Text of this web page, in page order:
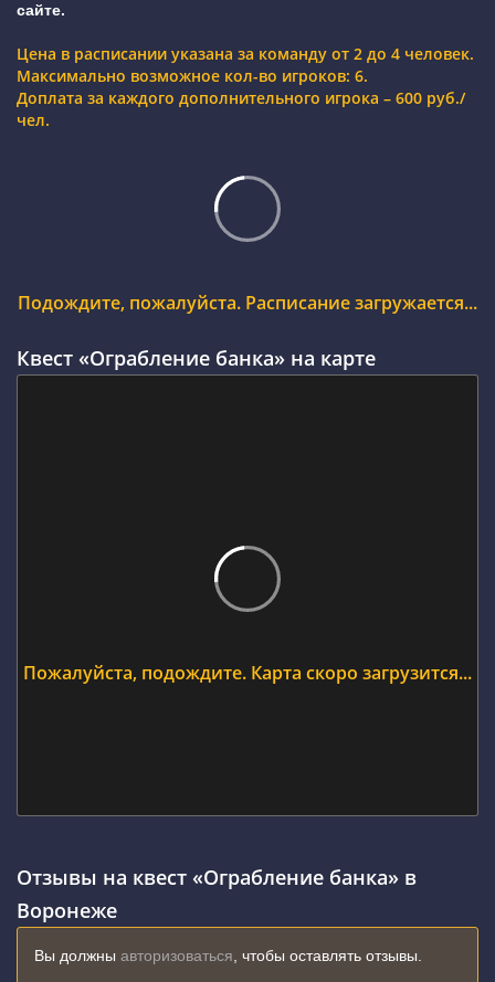
сайте.
Цена в расписании указана за команду от 2 до 4 человек.
Максимально возможное кол-во игроков: 6.
Доплата за каждого дополнительного игрока – 600 руб./
чел.
Подождите, пожалуйста. Расписание загружается...
Квест «Ограбление банка» на карте
Пожалуйста, подождите. Карта скоро загрузится...
Отзывы на квест «Ограбление банка» в
Воронеже
Вы должны авторизоваться , чтобы оставлять отзывы.